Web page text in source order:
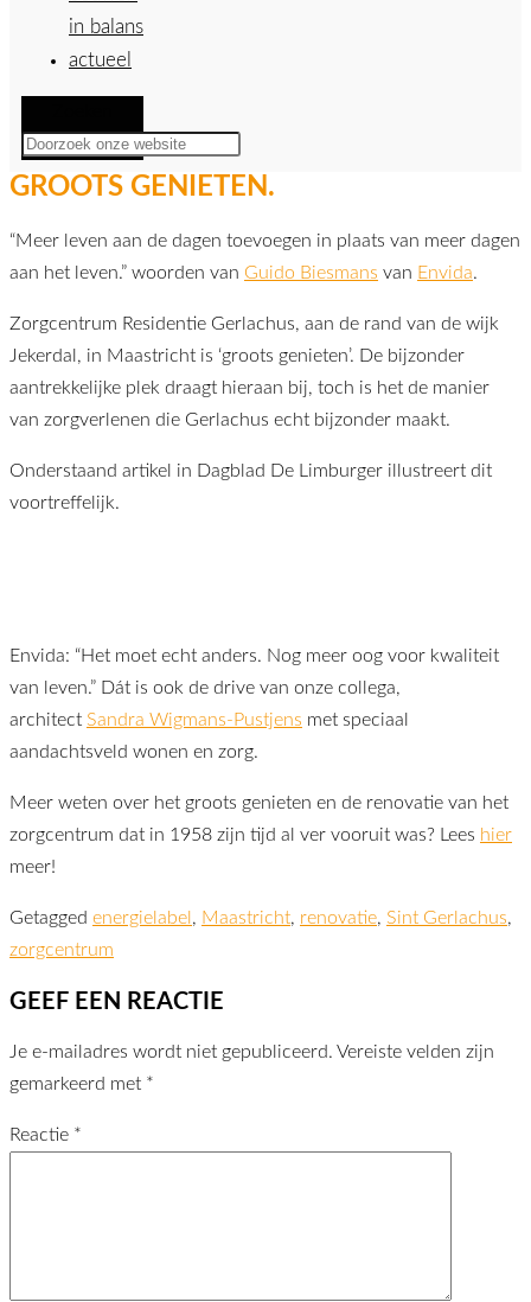
in balans
actueel
GROOTS GENIETEN.
“Meer leven aan de dagen toevoegen in plaats van meer dagen
aan het leven.” woorden van Guido Biesmans van Envida.
Zorgcentrum Residentie Gerlachus, aan de rand van de wijk
Jekerdal, in Maastricht is ‘groots genieten’. De bijzonder
aantrekkelijke plek draagt hieraan bij, toch is het de manier
van zorgverlenen die Gerlachus echt bijzonder maakt.
Onderstaand artikel in Dagblad De Limburger illustreert dit
voortreffelijk.
Envida: “Het moet echt anders. Nog meer oog voor kwaliteit
van leven.” Dát is ook de drive van onze collega,
architect Sandra Wigmans-Pustjens met speciaal
aandachtsveld wonen en zorg.
Meer weten over het groots genieten en de renovatie van het
zorgcentrum dat in 1958 zijn tijd al ver vooruit was? Lees hier
meer!
Getagged energielabel , Maastricht, renovatie, Sint Gerlachus,
zorgcentrum
GEEF EEN REACTIE
Je e-mailadres wordt niet gepubliceerd. Vereiste velden zijn
gemarkeerd met *
Reactie *